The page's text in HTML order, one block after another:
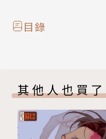
目錄
其他人也買了